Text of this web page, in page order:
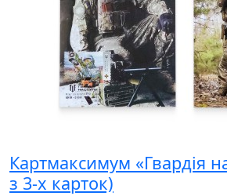
Картмаксимум «Гвардія
з 3-х карток)